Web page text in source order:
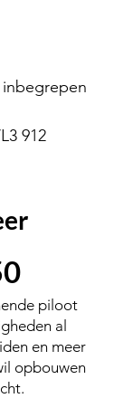
912
piloot
al
en meer
opbouwen